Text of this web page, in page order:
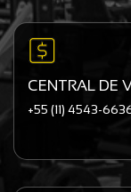
CENTRAL DE
+55 (11) 4543-